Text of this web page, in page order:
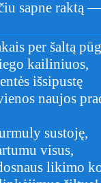
sapne raktą
per šaltą
kailiniuos,
išsipustę
naujos
sustoję,
visus,
likimo